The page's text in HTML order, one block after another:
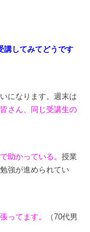
講してみてどうです
になります。週末は
さん、同じ受講生の
助かっている。 授業
強が進められてい
ってます。
（70代男